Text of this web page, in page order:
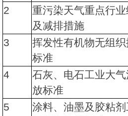
2
重污染天气重点行
及减排措施
3
挥发性有机物无组织
标准
4
石灰、电石工业大
放标准
5
涂料、油墨及胶粘